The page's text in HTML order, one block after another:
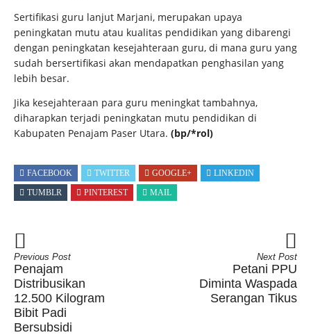
Sertifikasi guru lanjut Marjani, merupakan upaya
peningkatan mutu atau kualitas pendidikan yang dibarengi
dengan peningkatan kesejahteraan guru, di mana guru yang
sudah bersertifikasi akan mendapatkan penghasilan yang
lebih besar.
Jika kesejahteraan para guru meningkat tambahnya,
diharapkan terjadi peningkatan mutu pendidikan di
Kabupaten Penajam Paser Utara. (bp/*rol)
FACEBOOK TWITTER GOOGLE+
LINKEDIN
TUMBLR
PINTEREST MAIL
Previous Post
Penajam
Distribusikan
12.500 Kilogram
Bibit Padi
Bersubsidi
Next Post
Petani PPU
Diminta Waspada
Serangan Tikus